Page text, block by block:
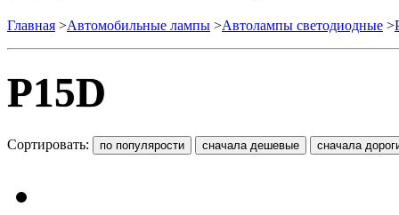
Главная >Автомобильные лампы >Автолампы светодиодные >
P15D
Сортировать: